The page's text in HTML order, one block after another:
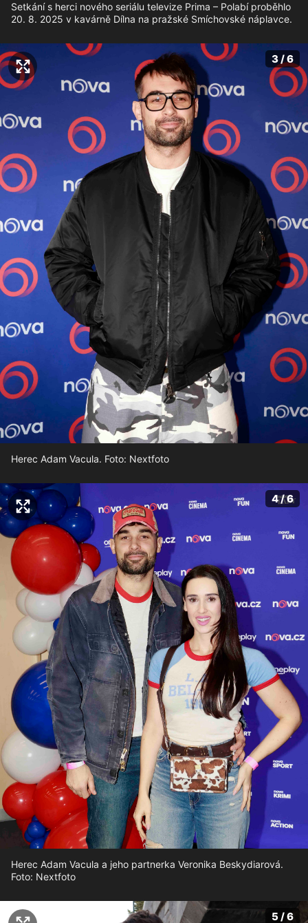
Setkání s herci nového seriálu televize Prima – Polabí proběhlo
20. 8. 2025 v kavárně Dílna na pražské Smíchovské náplavce.
3 / 6
Herec Adam Vacula. Foto: Nextfoto
4 / 6
Herec Adam Vacula a jeho partnerka Veronika Beskydiarová.
Foto: Nextfoto
5 / 6